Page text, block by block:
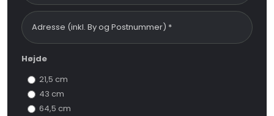
Højde
21,5 cm
43 cm
64,5 cm